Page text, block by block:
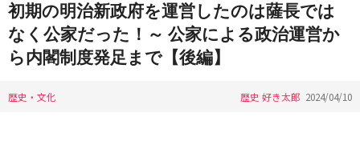
初期の明治新政府を運営したのは薩長では
なく公家だった！～ 公家による政治運営か
ら内閣制度発足まで【後編】
歴史・文化 歴史 好き太郎 2024/04/10